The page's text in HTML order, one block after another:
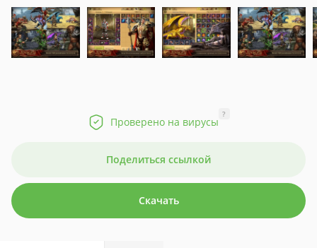
Проверено на вирусы
?
Поделиться ссылкой
Скачать